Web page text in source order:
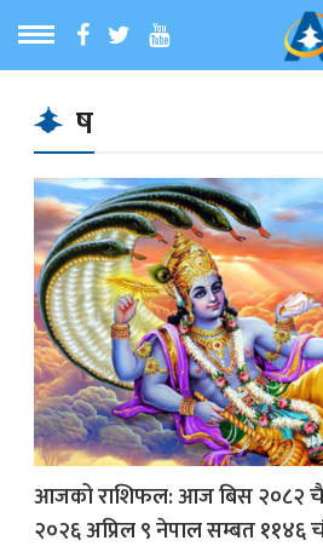
MENU
समाचार
समाचार
समाचार
ष
आजको राशिफल: आज बिस २०८२
२०२६ अप्रिल ९ नेपाल सम्बत ११४६